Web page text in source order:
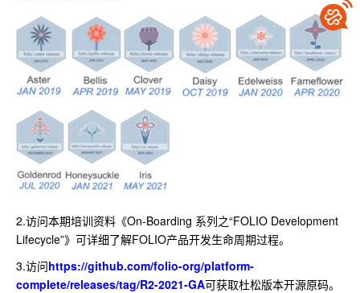
2.访问本期培训资料《On-Boarding 系列之“FOLIO Development
Lifecycle”》可详细了解FOLIO产品开发生命周期过程。
3.访问https://github.com/folio-org/platform-
complete/releases/tag/R2-2021-GA可获取杜松版本开源原码。